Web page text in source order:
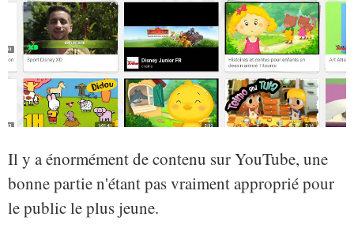
Il y a énormément de contenu sur YouTube, une
bonne partie n'étant pas vraiment approprié pour
le public le plus jeune.